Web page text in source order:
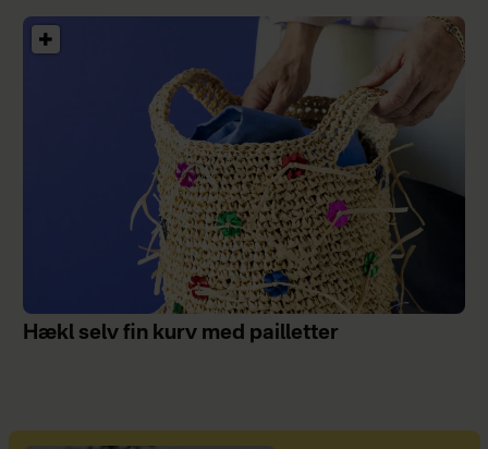
Hækl selv fin kurv med pailletter